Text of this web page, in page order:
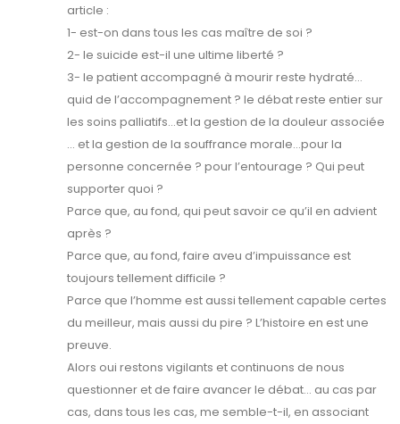
article :
1- est-on dans tous les cas maître de soi ?
2- le suicide est-il une ultime liberté ?
3- le patient accompagné à mourir reste hydraté…
quid de l’accompagnement ? le débat reste entier sur
les soins palliatifs…et la gestion de la douleur associée
… et la gestion de la souffrance morale…pour la
personne concernée ? pour l’entourage ? Qui peut
supporter quoi ?
Parce que, au fond, qui peut savoir ce qu’il en advient
après ?
Parce que, au fond, faire aveu d’impuissance est
toujours tellement difficile ?
Parce que l’homme est aussi tellement capable certes
du meilleur, mais aussi du pire ? L’histoire en est une
preuve.
Alors oui restons vigilants et continuons de nous
questionner et de faire avancer le débat… au cas par
cas, dans tous les cas, me semble-t-il, en associant